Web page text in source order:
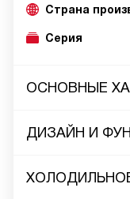
Страна
Серия
ОСНОВНЫЕ
ДИЗАЙН И